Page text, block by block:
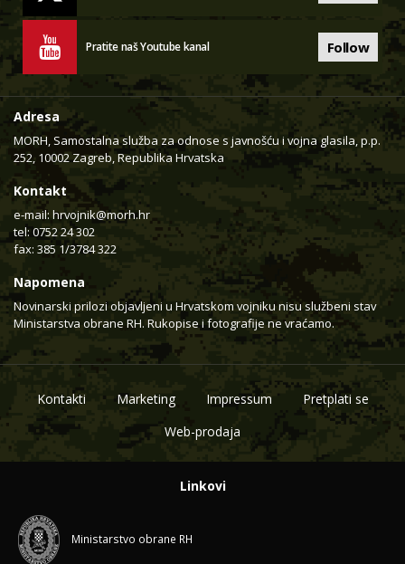
Pratite naš Youtube kanal Follow
Adresa
MORH, Samostalna služba za odnose s javnošću i vojna glasila, p.p.
252, 10002 Zagreb, Republika Hrvatska
Kontakt
e-mail: hrvojnik@morh.hr
tel: 0752 24 302
fax: 385 1/3784 322
Napomena
Novinarski prilozi objavljeni u Hrvatskom vojniku nisu službeni stav
Ministarstva obrane RH. Rukopise i fotografije ne vraćamo.
Kontakti Marketing Impressum
Pretplati se
Web-prodaja
Linkovi
Ministarstvo obrane RH